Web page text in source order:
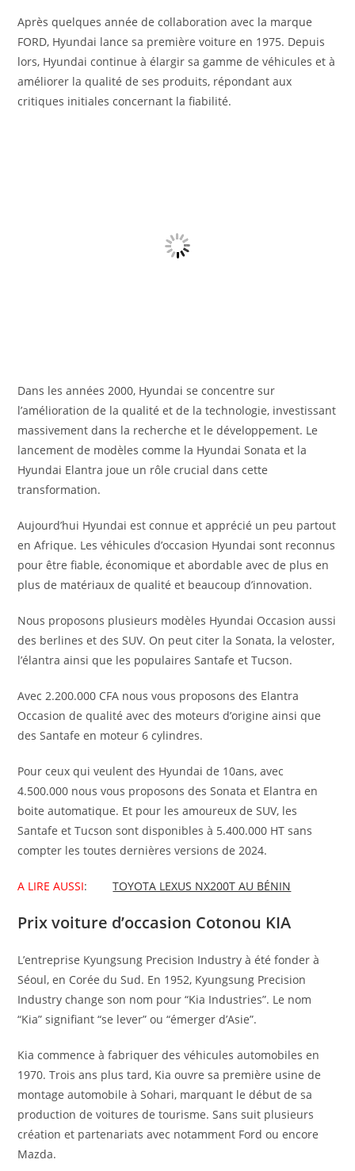
Après quelques année de collaboration avec la marque
FORD, Hyundai lance sa première voiture en 1975. Depuis
lors, Hyundai continue à élargir sa gamme de véhicules et à
améliorer la qualité de ses produits, répondant aux
critiques initiales concernant la fiabilité.
Dans les années 2000, Hyundai se concentre sur
l’amélioration de la qualité et de la technologie, investissant
massivement dans la recherche et le développement. Le
lancement de modèles comme la Hyundai Sonata et la
Hyundai Elantra joue un rôle crucial dans cette
transformation.
Aujourd’hui Hyundai est connue et apprécié un peu partout
en Afrique. Les véhicules d’occasion Hyundai sont reconnus
pour être fiable, économique et abordable avec de plus en
plus de matériaux de qualité et beaucoup d’innovation.
Nous proposons plusieurs modèles Hyundai Occasion aussi
des berlines et des SUV. On peut citer la Sonata, la veloster,
l’élantra ainsi que les populaires Santafe et Tucson.
Avec 2.200.000 CFA nous vous proposons des Elantra
Occasion de qualité avec des moteurs d’origine ainsi que
des Santafe en moteur 6 cylindres.
Pour ceux qui veulent des Hyundai de 10ans, avec
4.500.000 nous vous proposons des Sonata et Elantra en
boite automatique. Et pour les amoureux de SUV, les
Santafe et Tucson sont disponibles à 5.400.000 HT sans
compter les toutes dernières versions de 2024.
A LIRE AUSSI:TOYOTA LEXUS NX200T AU BÉNIN
Prix voiture d’occasion Cotonou KIA
L’entreprise Kyungsung Precision Industry à été fonder à
Séoul, en Corée du Sud. En 1952, Kyungsung Precision
Industry change son nom pour “Kia Industries”. Le nom
“Kia” signifiant “se lever” ou “émerger d’Asie”.
Kia commence à fabriquer des véhicules automobiles en
1970. Trois ans plus tard, Kia ouvre sa première usine de
montage automobile à Sohari, marquant le début de sa
production de voitures de tourisme. Sans suit plusieurs
création et partenariats avec notamment Ford ou encore
Mazda.